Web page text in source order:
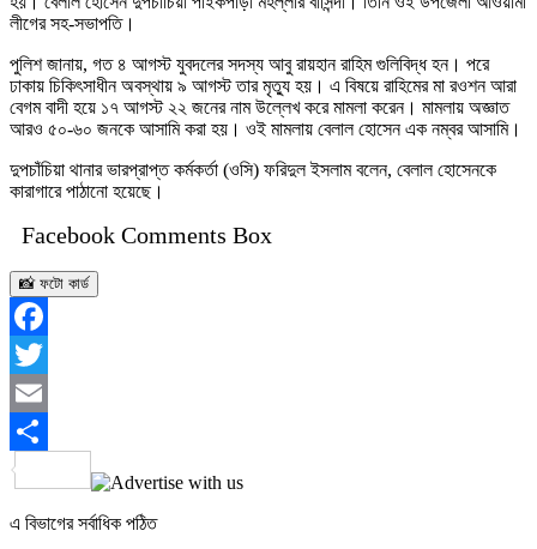
লীগের সহ-সভাপতি।
পুলিশ জানায়, গত ৪ আগস্ট যুবদলের সদস্য আবু রায়হান রাহিম গুলিবিদ্ধ হন। পরে
ঢাকায় চিকিৎসাধীন অবস্থায় ৯ আগস্ট তার মৃত্যু হয়। এ বিষয়ে রাহিমের মা রওশন আরা
বেগম বাদী হয়ে ১৭ আগস্ট ২২ জনের নাম উল্লেখ করে মামলা করেন। মামলায় অজ্ঞাত
আরও ৫০-৬০ জনকে আসামি করা হয়। ওই মামলায় বেলাল হোসেন এক নম্বর আসামি।
দুপচাঁচিয়া থানার ভারপ্রাপ্ত কর্মকর্তা (ওসি) ফরিদুল ইসলাম বলেন, বেলাল হোসেনকে
কারাগারে পাঠানো হয়েছে।
Facebook Comments Box
📸 ফটো কার্ড
Facebook
Twitter
Email
Share
এ বিভাগের সর্বাধিক পঠিত